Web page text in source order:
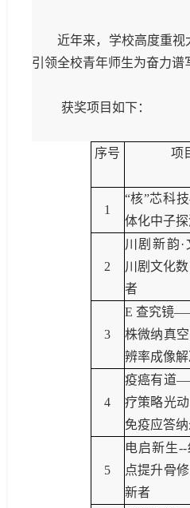
近年来，学校高度重
引领全校青年师生为奋力
获奖项目如下：
序号 项
1
“核”芯科
体化中子
2
川剧新韵
川剧文化
者
3
E 查究镜
株微纳真
辨率成像
4
疫癌有道
疗策略光
免疫应答
5
电启新生--
点提升骨
新者